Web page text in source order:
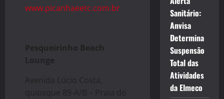
www.picanhaeetc.com.br
Pesqueirinho Beach
Lounge
Avenida Lúcio Costa,
quiosque 89-A/B – Praia do
Sanitário:
Anvisa
Determina
Suspensão
Total das
Atividades
da Elmeco